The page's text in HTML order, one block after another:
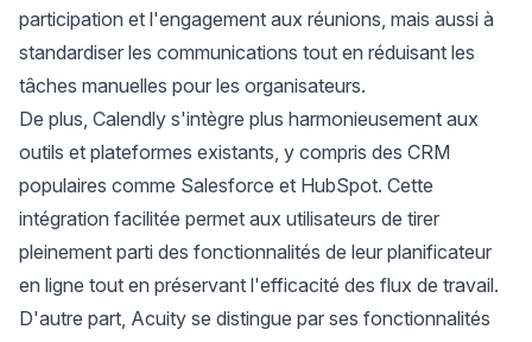
participation et l'engagement aux réunions, mais aussi à
standardiser les communications tout en réduisant les
tâches manuelles pour les organisateurs.
De plus, Calendly s'intègre plus harmonieusement aux
outils et plateformes existants, y compris des CRM
populaires comme Salesforce et HubSpot. Cette
intégration facilitée permet aux utilisateurs de tirer
pleinement parti des fonctionnalités de leur planificateur
en ligne tout en préservant l'efficacité des flux de travail.
D'autre part, Acuity se distingue par ses fonctionnalités